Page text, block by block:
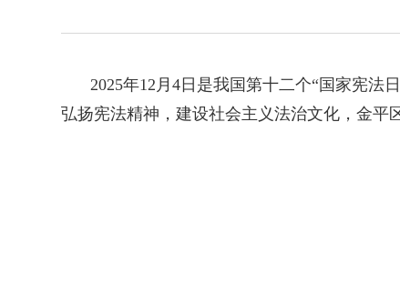
2025年12月4日是我国第十二个“国家宪法
弘扬宪法精神，建设社会主义法治文化，金平